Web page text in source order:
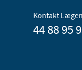
Kontakt
44 88 95